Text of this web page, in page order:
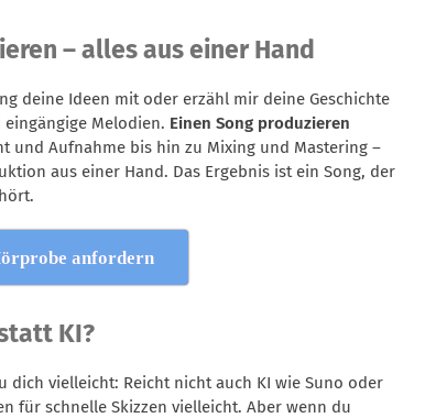
– alles aus einer Hand
deine Ideen mit oder erzähl mir deine Geschichte
Melodien. Einen Song produzieren
und Aufnahme bis hin zu Mixing und Mastering –
aus einer Hand. Das Ergebnis ist ein Song, der
anfordern
KI?
dich vielleicht: Reicht nicht auch KI wie Suno oder
für schnelle Skizzen vielleicht. Aber wenn du